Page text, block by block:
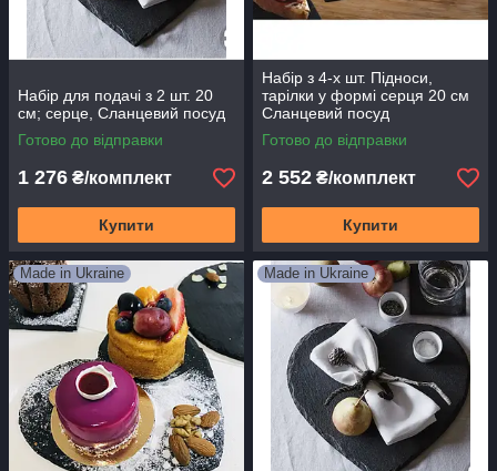
Набір для подачі з 2 шт. 20
см; серце, Сланцевий посуд
Готово до відправки
1 276 ₴/комплект
Купити
Набір з 4-х шт. Підноси,
тарілки у формі серця 20 см
Сланцевий посуд
Готово до відправки
2 552 ₴/комплект
Купити
Made in Ukraine Made in Ukraine